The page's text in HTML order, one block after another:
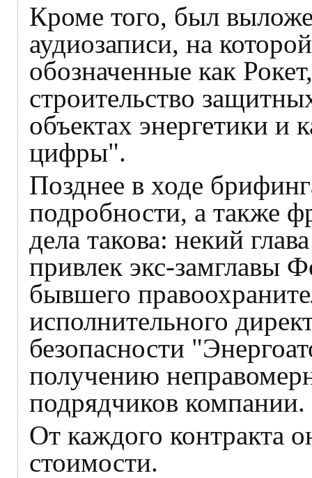
Кроме того, был
аудиозаписи, на
обозначенные как
строительство
объектах энергетики
цифры".
Позднее в ходе
подробности, а также
дела такова: некий
привлек экс-замглавы
бывшего
исполнительного
безопасности
получению
подрядчиков компании.
От каждого контракта
стоимости.